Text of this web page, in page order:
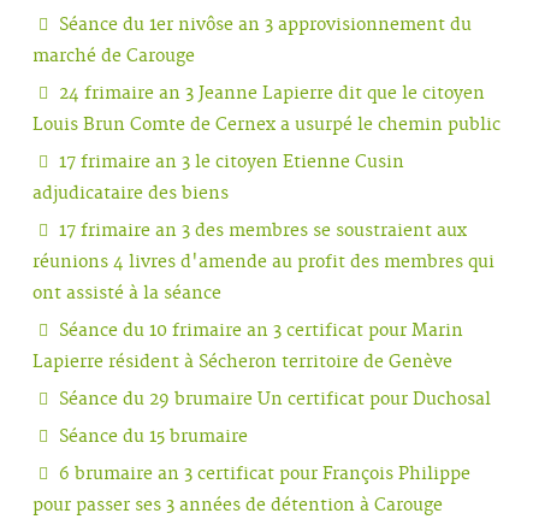
Séance du 1er nivôse an 3 approvisionnement du
marché de Carouge
24 frimaire an 3 Jeanne Lapierre dit que le citoyen
Louis Brun Comte de Cernex a usurpé le chemin public
17 frimaire an 3 le citoyen Etienne Cusin
adjudicataire des biens
17 frimaire an 3 des membres se soustraient aux
réunions 4 livres d'amende au profit des membres qui
ont assisté à la séance
Séance du 10 frimaire an 3 certificat pour Marin
Lapierre résident à Sécheron territoire de Genève
Séance du 29 brumaire Un certificat pour Duchosal
Séance du 15 brumaire
6 brumaire an 3 certificat pour François Philippe
pour passer ses 3 années de détention à Carouge